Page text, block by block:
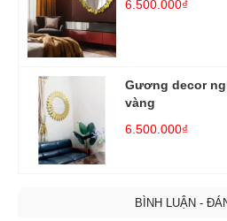
6.500.000₫
Gương decor
vàng
6.500.000₫
BÌNH LUẬN -